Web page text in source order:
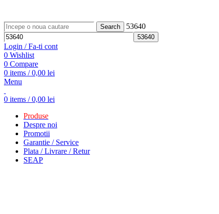
Search 53640
Login / Fa-ti cont
0 Wishlist
0 Compare
0 items / 0,00 lei
Menu
0 items / 0,00 lei
Produse
Despre noi
Promotii
Garantie / Service
Plata / Livrare / Retur
SEAP